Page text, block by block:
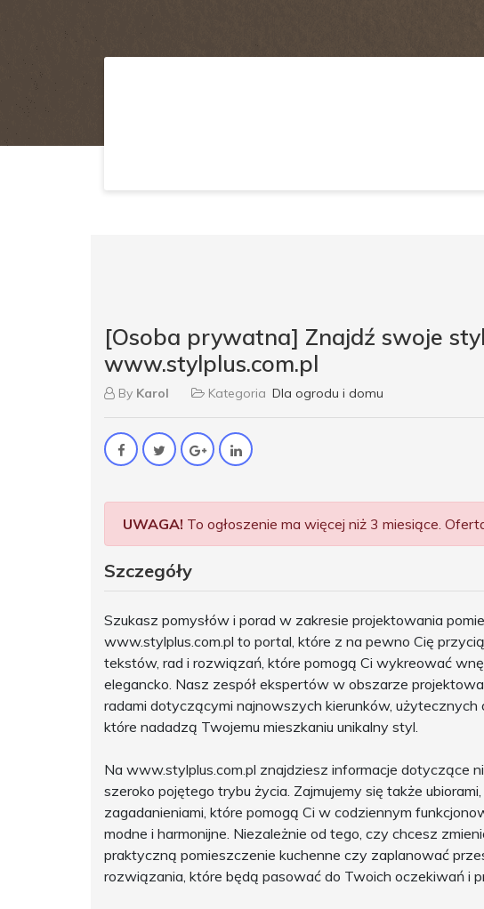
[Osoba prywatna] Znajdź swoje
www.stylplus.com.pl
By Karol Kategoria Dla ogrodu i domu
UWAGA! To ogłoszenie ma więcej niż 3 miesiące.
Szczegóły
Szukasz pomysłów i porad w zakresie projektowania
www.stylplus.com.pl to portal, które z na pewno Cię
tekstów, rad i rozwiązań, które pomogą Ci wykreować
elegancko. Nasz zespół ekspertów w obszarze
radami dotyczącymi najnowszych kierunków,
które nadadzą Twojemu mieszkaniu unikalny styl.
Na www.stylplus.com.pl znajdziesz informacje dotyczące
szeroko pojętego trybu życia. Zajmujemy się także
zagadanieniami, które pomogą Ci w codziennym
modne i harmonijne. Niezależnie od tego, czy chcesz
praktyczną pomieszczenie kuchenne czy zaplanować
rozwiązania, które będą pasować do Twoich oczekiwań i